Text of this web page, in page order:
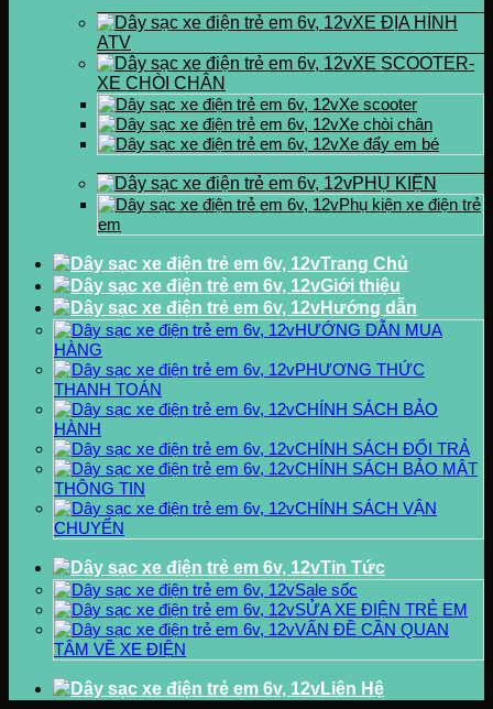
XE ĐỊA HÌNH
ATV
XE SCOOTER-
XE CHÒI CHÂN
Xe scooter
Xe chòi chân
Xe đẩy em bé
PHỤ KIỆN
Phụ kiện xe điện trẻ
em
Trang Chủ
Giới thiệu
Hướng dẫn
HƯỚNG DẪN MUA
HÀNG
PHƯƠNG THỨC
THANH TOÁN
CHÍNH SÁCH BẢO
HÀNH
CHÍNH SÁCH ĐỔI TRẢ
CHÍNH SÁCH BẢO MẬT
THÔNG TIN
CHÍNH SÁCH VẬN
CHUYỂN
Tin Tức
Sale sốc
SỬA XE ĐIỆN TRẺ EM
VẤN ĐỀ CẦN QUAN
TÂM VỀ XE ĐIỆN
Liên Hệ